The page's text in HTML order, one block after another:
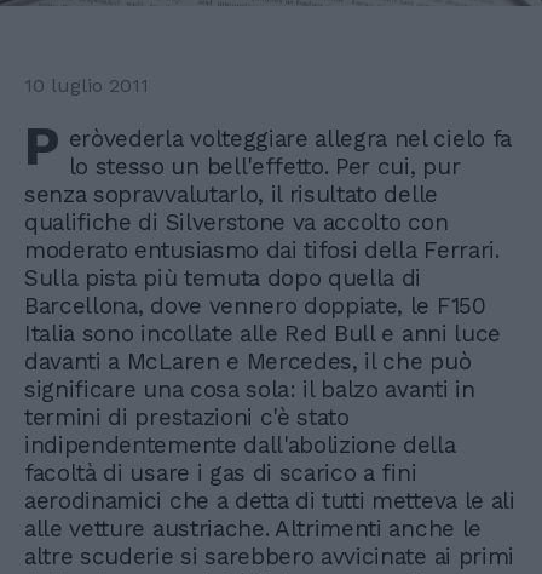
10 luglio 2011
P eròvederla volteggiare allegra nel cielo fa
lo stesso un bell'effetto. Per cui, pur
senza sopravvalutarlo, il risultato delle
qualifiche di Silverstone va accolto con
moderato entusiasmo dai tifosi della Ferrari.
Sulla pista più temuta dopo quella di
Barcellona, dove vennero doppiate, le F150
Italia sono incollate alle Red Bull e anni luce
davanti a McLaren e Mercedes, il che può
significare una cosa sola: il balzo avanti in
termini di prestazioni c'è stato
indipendentemente dall'abolizione della
facoltà di usare i gas di scarico a fini
aerodinamici che a detta di tutti metteva le ali
alle vetture austriache. Altrimenti anche le
altre scuderie si sarebbero avvicinate ai primi